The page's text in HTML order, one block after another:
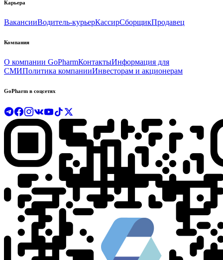
Карьера
ВакансииВодитель-курьерКассирСборщикПродавец
Компания
О компании GoPharmКонтактыИнформация для
СМИПолитика компанииИнвесторам и акционерам
GoPharm в соцсетях